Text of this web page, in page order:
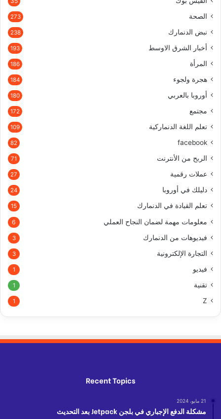
الصحة 273
نبض الدنمارك 238
أخبار الشرق الاوسط 193
المرأة 186
هجرة ولجوء 184
أوروبا بالعربي 180
مجتمع 172
تعلم اللغة الدنماركية 109
facebook
82
الربح من الأنترنت 71
عملات رقمية 27
دليلك في أوروبا 24
تعلم القيادة في الدنمارك 15
معلومات مهمة لضمان النجاح العملي 6
فيديوهات من الدنمارك 3
التجارة الإلكترونية 3
فيديو 1
تقنية 1
Z
1
Recent Topics
21 مايو، 2024
مشكلة الدفع الإجباري في بلجن Jetpack بعد التحديث